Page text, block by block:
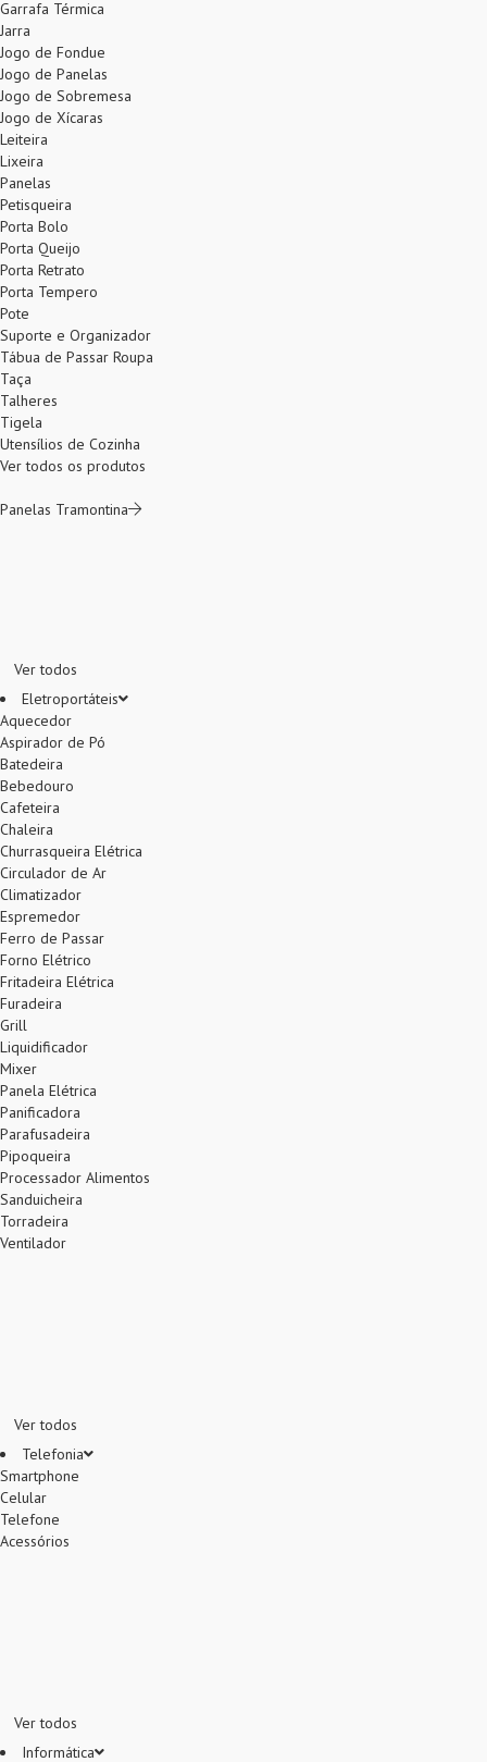
Garrafa Térmica
Jarra
Jogo de Fondue
Jogo de Panelas
Jogo de Sobremesa
Jogo de Xícaras
Leiteira
Lixeira
Panelas
Petisqueira
Porta Bolo
Porta Queijo
Porta Retrato
Porta Tempero
Pote
Suporte e Organizador
Tábua de Passar Roupa
Taça
Talheres
Tigela
Utensílios de Cozinha
Ver todos os produtos
Panelas Tramontina
Ver todos
Eletroportáteis
Aquecedor
Aspirador de Pó
Batedeira
Bebedouro
Cafeteira
Chaleira
Churrasqueira Elétrica
Circulador de Ar
Climatizador
Espremedor
Ferro de Passar
Forno Elétrico
Fritadeira Elétrica
Furadeira
Grill
Liquidificador
Mixer
Panela Elétrica
Panificadora
Parafusadeira
Pipoqueira
Processador Alimentos
Sanduicheira
Torradeira
Ventilador
Ver todos
Telefonia
Smartphone
Celular
Telefone
Acessórios
Ver todos
Informática